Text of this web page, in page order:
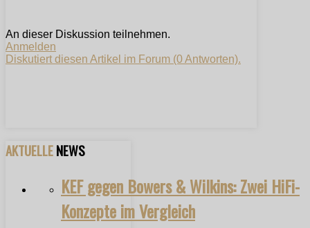
An dieser Diskussion teilnehmen.
Anmelden
Diskutiert diesen Artikel im Forum (0 Antworten).
AKTUELLENEWS
KEF gegen Bowers & Wilkins: Zwei HiFi-
Konzepte im Vergleich